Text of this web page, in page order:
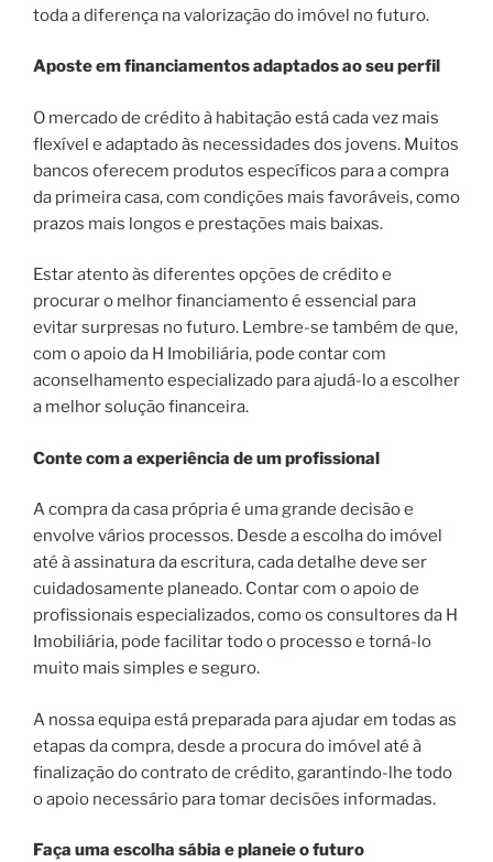
toda a diferença na valorização do imóvel no futuro.
Aposte em financiamentos adaptados ao seu perfil
O mercado de crédito à habitação está cada vez mais
flexível e adaptado às necessidades dos jovens. Muitos
bancos oferecem produtos específicos para a compra
da primeira casa, com condições mais favoráveis, como
prazos mais longos e prestações mais baixas.
Estar atento às diferentes opções de crédito e
procurar o melhor financiamento é essencial para
evitar surpresas no futuro. Lembre-se também de que,
com o apoio da H Imobiliária, pode contar com
aconselhamento especializado para ajudá-lo a escolher
a melhor solução financeira.
Conte com a experiência de um profissional
A compra da casa própria é uma grande decisão e
envolve vários processos. Desde a escolha do imóvel
até à assinatura da escritura, cada detalhe deve ser
cuidadosamente planeado. Contar com o apoio de
profissionais especializados, como os consultores da H
Imobiliária, pode facilitar todo o processo e torná-lo
muito mais simples e seguro.
A nossa equipa está preparada para ajudar em todas as
etapas da compra, desde a procura do imóvel até à
finalização do contrato de crédito, garantindo-lhe todo
o apoio necessário para tomar decisões informadas.
Faça uma escolha sábia e planeie o futuro